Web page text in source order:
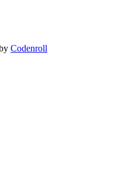
Codenroll